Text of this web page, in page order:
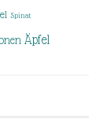
Spinat
Äpfel